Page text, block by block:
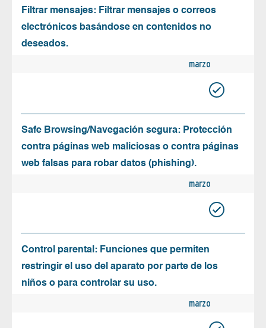
Filtrar mensajes: Filtrar mensajes o correos
electrónicos basándose en contenidos no
deseados.
marzo
Safe Browsing/Navegación segura: Protección
contra páginas web maliciosas o contra páginas
web falsas para robar datos (phishing).
marzo
Control parental: Funciones que permiten
restringir el uso del aparato por parte de los
niños o para controlar su uso.
marzo